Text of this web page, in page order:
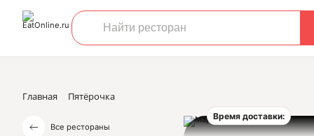
Главная Пятёрочка
Все рестораны
Время доставки: